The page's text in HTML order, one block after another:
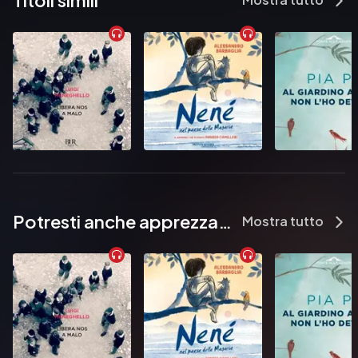
contributori
Pubblicato da:  ARNOLDO MONDADORI EDITORE
Potresti anche apprezzare... Mostra tutto